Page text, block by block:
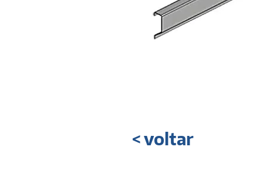
< voltar